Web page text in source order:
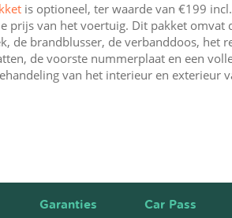
is optioneel, ter waarde van €199
prijs van het voertuig. Dit pakket omvat
de brandblusser, de verbanddoos, het
de voorste nummerplaat en een
van het interieur en exterieur
Garanties Car Pass